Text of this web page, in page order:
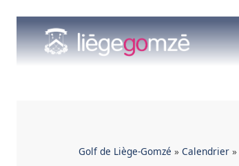
contenu
Golf de Liège-Gomzé » Calendrier »